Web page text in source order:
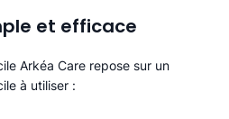
et efficace
Arkéa Care repose sur un
à utiliser :